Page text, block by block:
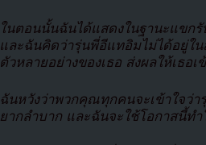
ในตอนนั้นฉันได้แสดงในฐานะแขก
และฉันคิดว่ารุ่นพี่อีแทอิมไม่ได้อยู่ใ
ตัวหลายอย่างของเธอ ส่งผลให้เธอ
ฉันหวังว่าพวกคุณทุกคนจะเข้าใจว่
ยากลำบาก และฉันจะใช้โอกาสนี้ท